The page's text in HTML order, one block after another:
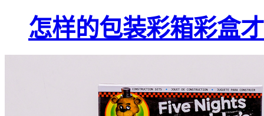
怎样的包装彩箱彩盒